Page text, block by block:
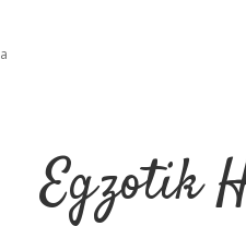
Egzotik